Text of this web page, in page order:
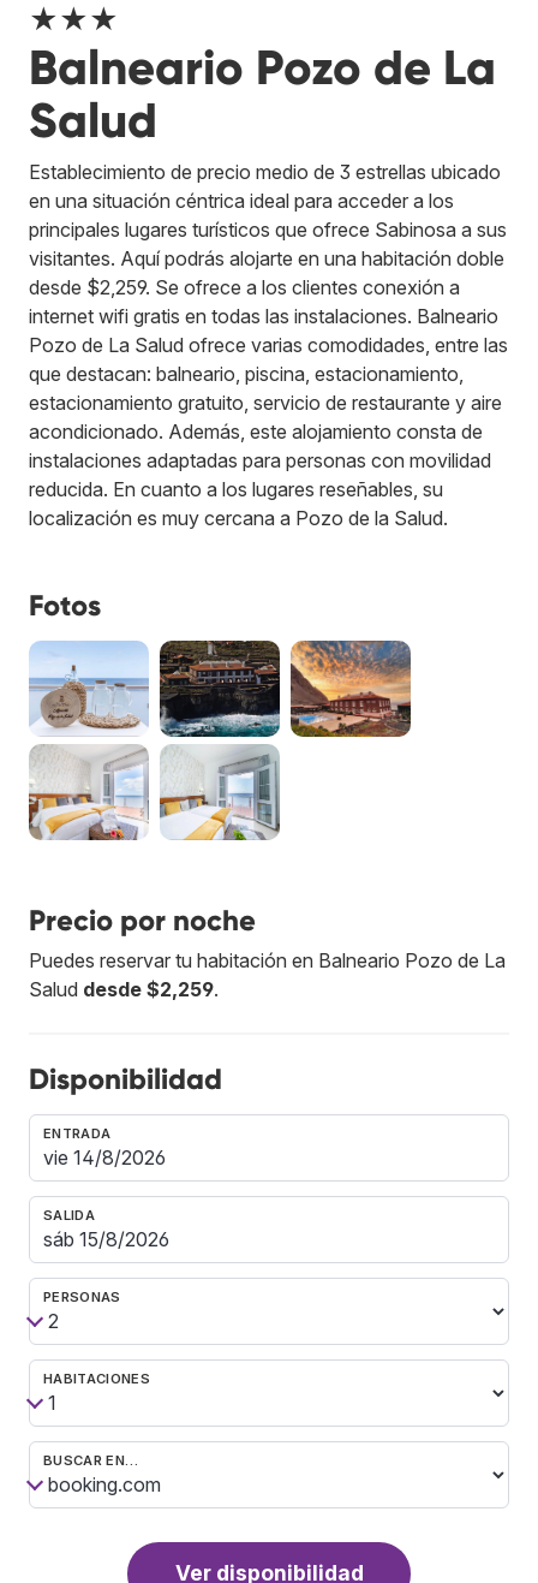
★★★
Balneario Pozo de La
Salud
Establecimiento de precio medio de 3 estrellas ubicado
en una situación céntrica ideal para acceder a los
principales lugares turísticos que ofrece Sabinosa a sus
visitantes. Aquí podrás alojarte en una habitación doble
desde $2,259. Se ofrece a los clientes conexión a
internet wifi gratis en todas las instalaciones. Balneario
Pozo de La Salud ofrece varias comodidades, entre las
que destacan: balneario, piscina, estacionamiento,
estacionamiento gratuito, servicio de restaurante y aire
acondicionado. Además, este alojamiento consta de
instalaciones adaptadas para personas con movilidad
reducida. En cuanto a los lugares reseñables, su
localización es muy cercana a Pozo de la Salud.
Fotos
Precio por noche
Puedes reservar tu habitación en Balneario Pozo de La
Salud desde $2,259.
Disponibilidad
ENTRADA
SALIDA
PERSONAS
HABITACIONES
BUSCAR EN…
Ver disponibilidad